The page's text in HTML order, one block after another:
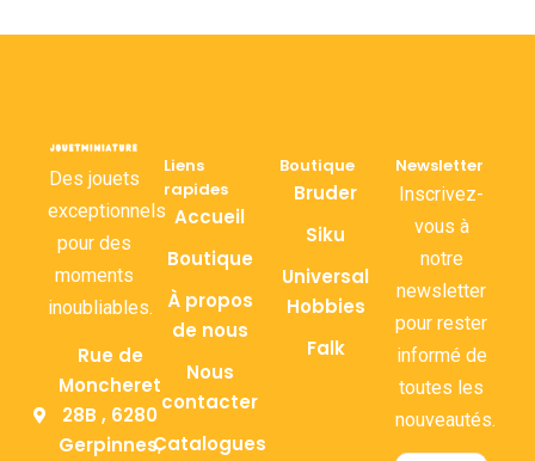
Des jouets
exceptionnels
pour des
moments
inoubliables.
Rue de
Moncheret
28B , 6280
Gerpinnes,
Liens
rapides
Accueil
Boutique
À propos
de nous
Nous
contacter
Catalogues
Boutique
Bruder
Siku
Universal
Hobbies
Falk
Newsletter
Inscrivez-
vous à
notre
newsletter
pour rester
informé de
toutes les
nouveautés.